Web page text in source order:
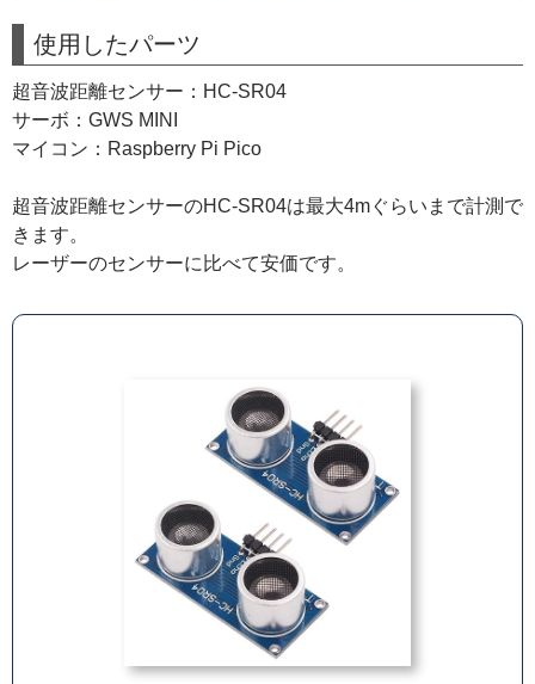
使用したパーツ
超音波距離センサー：HC-SR04
サーボ：GWS MINI
マイコン：Raspberry Pi Pico
超音波距離センサーのHC-SR04は最大4mぐらいまで計測で
きます。
レーザーのセンサーに比べて安価です。